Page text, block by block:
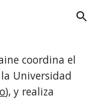
Skip to navigation
coordina el
Universidad
), y realiza